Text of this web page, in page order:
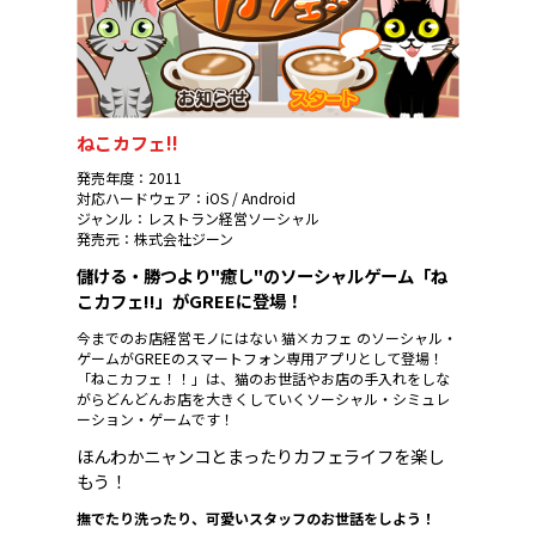
ねこカフェ!!
発売年度：2011
対応ハードウェア：iOS / Android
ジャンル：レストラン経営ソーシャル
発売元：株式会社ジーン
儲ける・勝つより"癒し"のソーシャルゲーム「ね
こカフェ!!」がGREEに登場！
今までのお店経営モノにはない 猫×カフェ のソーシャル・
ゲームがGREEのスマートフォン専用アプリとして登場！
「ねこカフェ！！」は、猫のお世話やお店の手入れをしな
がらどんどんお店を大きくしていくソーシャル・シミュレ
ーション・ゲームです！
ほんわかニャンコとまったりカフェライフを楽し
もう！
撫でたり洗ったり、可愛いスタッフのお世話をしよう！